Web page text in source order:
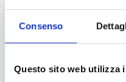
Consenso
Questo sito web utilizza
90
vari settori del fresco
con valigia e camice